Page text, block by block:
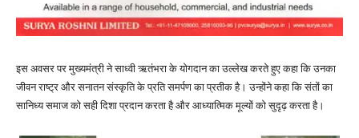
इस अवसर पर मुख्यमंत्री ने साध्वी ऋतंभरा के योगदान का उल्लेख करते हुए कहा कि उनका
जीवन राष्ट्र और सनातन संस्कृति के प्रति समर्पण का प्रतीक है। उन्होंने कहा कि संतों का
सानिध्य समाज को सही दिशा प्रदान करता है और आध्यात्मिक मूल्यों को सुदृढ़ करता है।